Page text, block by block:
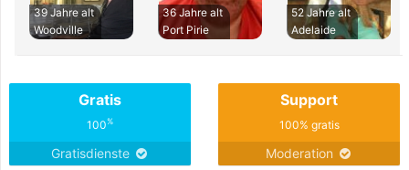
39 Jahre alt
Woodville
36 Jahre alt
Port Pirie
52 Jahre alt
Adelaide
Gratis
100%
Gratisdienste
Support
100% gratis
Moderation